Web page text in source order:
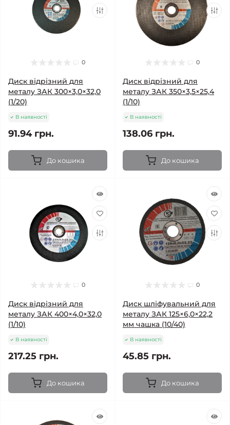
0
Диск відрізний для
металу ЗАК 300×3,0×32,0
(1/20)
В наявності
91.94 грн.
До кошика
0
Диск відрізний для
металу ЗАК 350×3,5×25,4
(1/10)
В наявності
138.06 грн.
До кошика
0
Диск відрізний для
металу ЗАК 400×4,0×32,0
(1/10)
В наявності
217.25 грн.
До кошика
0
Диск шліфувальний для
металу ЗАК 125×6,0×22,2
мм чашка (10/40)
В наявності
45.85 грн.
До кошика